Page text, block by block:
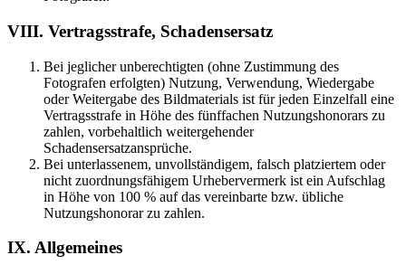
VIII. Vertragsstrafe, Schadensersatz
Bei jeglicher unberechtigten (ohne Zustimmung des
Fotografen erfolgten) Nutzung, Verwendung, Wiedergabe
oder Weitergabe des Bildmaterials ist für jeden Einzelfall eine
Vertragsstrafe in Höhe des fünffachen Nutzungshonorars zu
zahlen, vorbehaltlich weitergehender
Schadensersatzansprüche.
Bei unterlassenem, unvollständigem, falsch platziertem oder
nicht zuordnungsfähigem Urhebervermerk ist ein Aufschlag
in Höhe von 100 % auf das vereinbarte bzw. übliche
Nutzungshonorar zu zahlen.
IX. Allgemeines